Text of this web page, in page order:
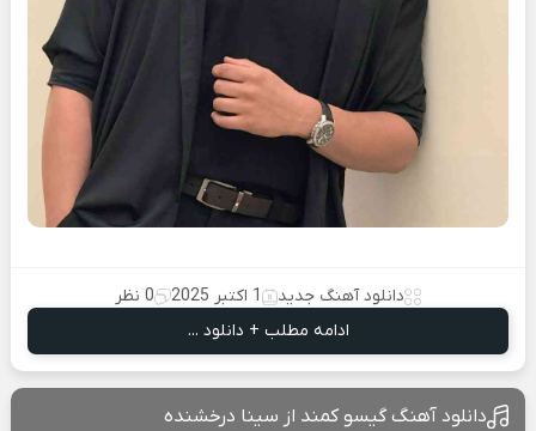
دانلود آهنگ جدید 1 اکتبر 2025
0 نظر
ادامه مطلب + دانلود ...
دانلود آهنگ گیسو کمند از سینا درخشنده